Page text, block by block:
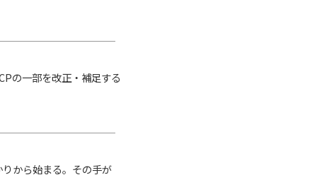
の一部を改正・補足する
から始まる。その手が